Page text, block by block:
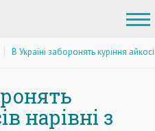
В Україні заборонять куріння
нарівні з